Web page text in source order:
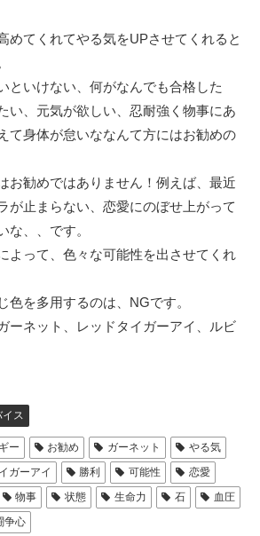
めてくれてやる気をUPさせてくれると
といけない、何がなんでも合格した
い、元気が欲しい、忍耐強く物事にあ
て身体が怠いななんて方にはお勧めの
お勧めではありません！例えば、最近
が止まらない、恋愛にのぼせ上がって
な、、です。
よって、色々な可能性を出させてくれ
色を多用するのは、NGです。
ーネット、レッドタイガーアイ、ルビ
ス
ー お勧め ガーネット
やる気
ガーアイ 勝利 可能性
恋愛
物事 状態 生命力 石
血圧
争心